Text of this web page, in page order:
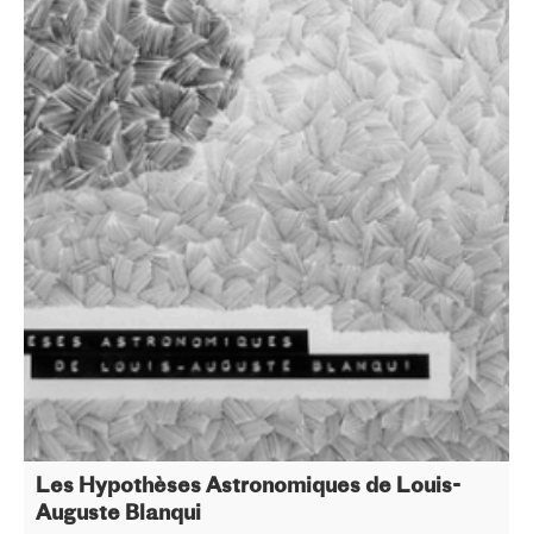
Les Hypothèses Astronomiques de Louis-
Auguste Blanqui